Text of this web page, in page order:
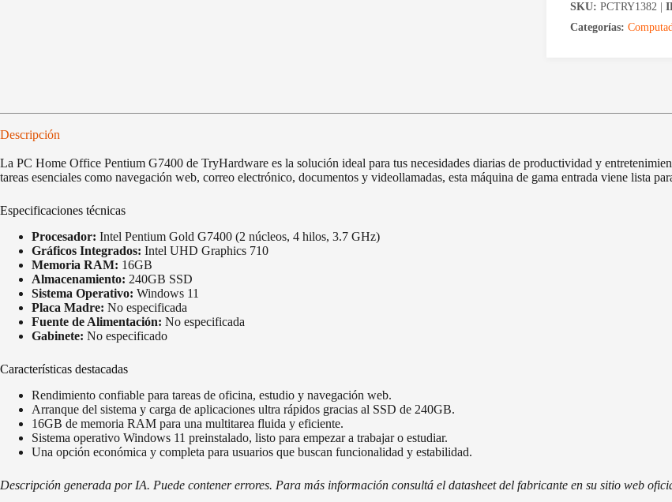
SKU: PCTRY1382 |
Categorías:
Descripción
La PC Home Office Pentium G7400 de TryHardware es la solución ideal para tus necesidades diarias de productividad y
tareas esenciales como navegación web, correo electrónico, documentos y videollamadas, esta máquina de gama entrada viene lista
Especificaciones técnicas
Procesador: Intel Pentium Gold G7400 (2 núcleos, 4 hilos, 3.7 GHz)
Gráficos Integrados: Intel UHD Graphics 710
Memoria RAM: 16GB
Almacenamiento: 240GB SSD
Sistema Operativo: Windows 11
Placa Madre: No especificada
Fuente de Alimentación: No especificada
Gabinete: No especificado
Características destacadas
Rendimiento confiable para tareas de oficina, estudio y navegación web.
Arranque del sistema y carga de aplicaciones ultra rápidos gracias al SSD de 240GB.
16GB de memoria RAM para una multitarea fluida y eficiente.
Sistema operativo Windows 11 preinstalado, listo para empezar a trabajar o estudiar.
Una opción económica y completa para usuarios que buscan funcionalidad y estabilidad.
Descripción generada por IA. Puede contener errores. Para más información consultá el datasheet del fabricante en su sitio web